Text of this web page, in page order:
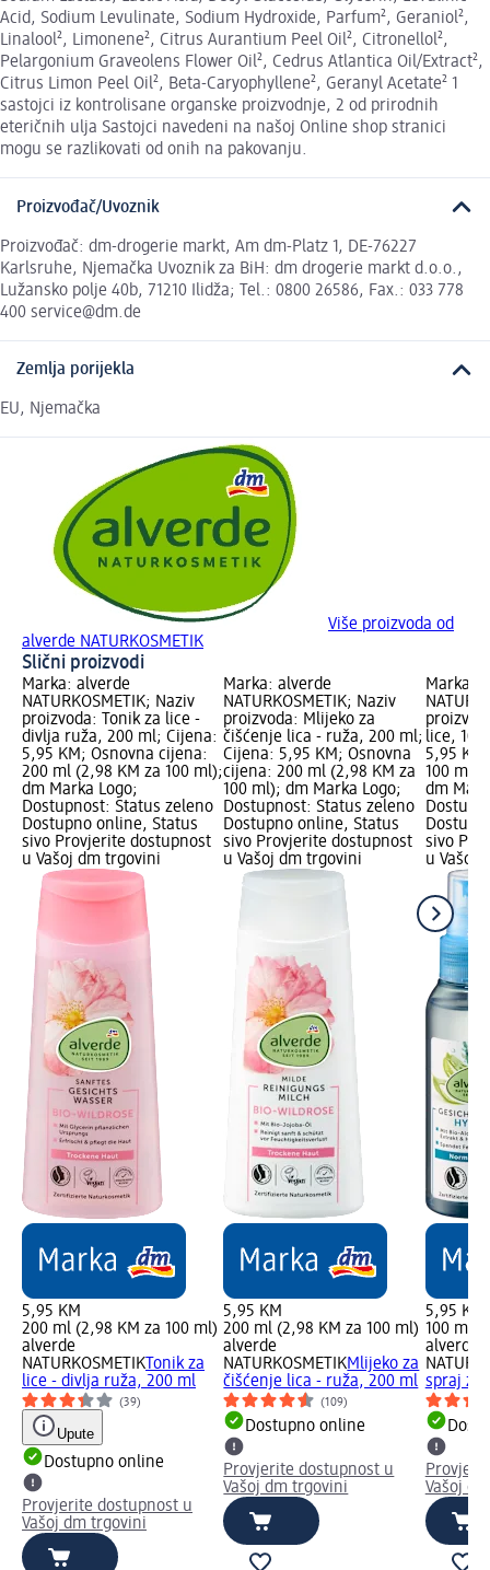
Acid, Sodium Levulinate, Sodium Hydroxide, Parfum², Geraniol²,
Linalool², Limonene², Citrus Aurantium Peel Oil², Citronellol²,
Pelargonium Graveolens Flower Oil², Cedrus Atlantica Oil/Extract²,
Citrus Limon Peel Oil², Beta-Caryophyllene², Geranyl Acetate² 1
sastojci iz kontrolisane organske proizvodnje, 2 od prirodnih
eteričnih ulja Sastojci navedeni na našoj Online shop stranici
mogu se razlikovati od onih na pakovanju.
Proizvođač/Uvoznik
Proizvođač: dm-drogerie markt, Am dm-Platz 1, DE-76227
Karlsruhe, Njemačka Uvoznik za BiH: dm drogerie markt d.o.o.,
Lužansko polje 40b, 71210 Ilidža; Tel.: 0800 26586, Fax.: 033 778
400 service@dm.de
Zemlja porijekla
EU, Njemačka
Više proizvoda od
alverde NATURKOSMETIK
Slični proizvodi
Marka: alverde
NATURKOSMETIK; Naziv
proizvoda: Tonik za lice -
divlja ruža, 200 ml; Cijena:
5,95 KM; Osnovna cijena:
200 ml (2,98 KM za 100 ml);
dm Marka Logo;
Dostupnost: Status zeleno
Dostupno online, Status
sivo Provjerite dostupnost
u Vašoj dm trgovini
5,95 KM
200 ml (2,98 KM za 100 ml)
alverde
NATURKOSMETIKTonik za
lice - divlja ruža, 200 ml
(39)
Upute
Dostupno online
Provjerite dostupnost u
Vašoj dm trgovini
Marka: alverde
NATURKOSMETIK; Naziv
proizvoda: Mlijeko za
čišćenje lica - ruža, 200 ml;
Cijena: 5,95 KM; Osnovna
cijena: 200 ml (2,98 KM za
100 ml); dm Marka Logo;
Dostupnost: Status zeleno
Dostupno online, Status
sivo Provjerite dostupnost
u Vašoj dm trgovini
5,95 KM
200 ml (2,98 KM za 100 ml)
alverde
NATURKOSMETIKMlijeko za
čišćenje lica - ruža, 200 ml
(109)
Dostupno online
Provjerite dostupnost u
Vašoj dm trgovini
Marka:
lice,
5,95
100 ml
dm
sivo
u Vašoj
5,95 KM
100 ml
alverde
spraj za
Vašoj